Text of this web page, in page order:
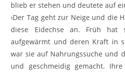
blieb er stehen und deutete auf
›Der Tag geht zur Neige und die
diese Eidechse an. Früh
aufgewärmt und deren Kraft in
war sie auf Nahrungssuche und
und geschmeidig gemacht.